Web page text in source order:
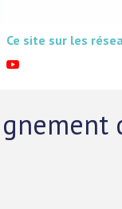
Ce site sur les